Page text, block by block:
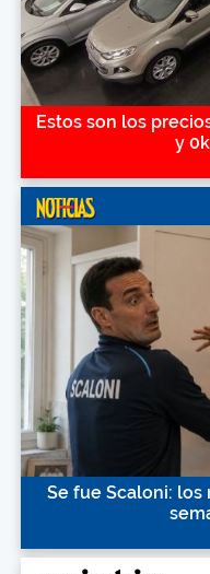
Estos son los
y
Se fue Scaloni: